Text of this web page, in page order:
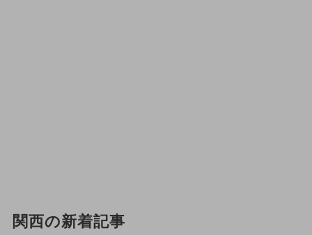
関西の新着記事